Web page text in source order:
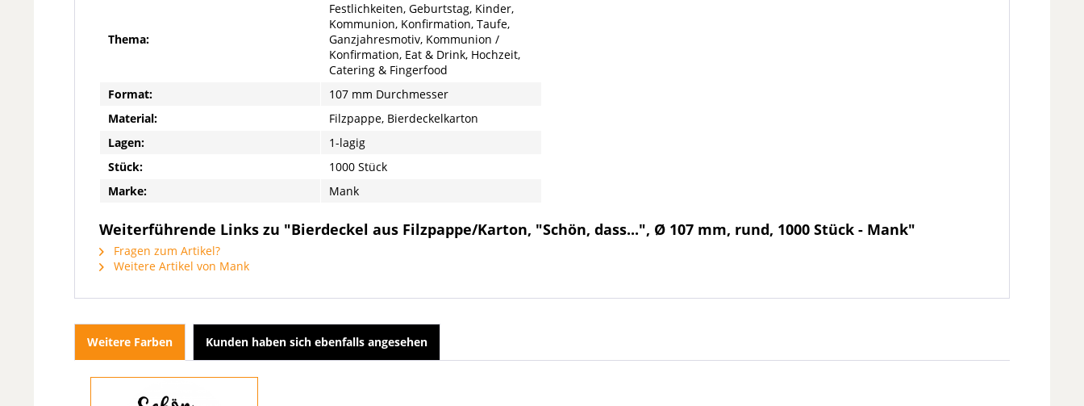
Thema:
Festlichkeiten, Geburtstag, Kinder,
Kommunion, Konfirmation, Taufe,
Ganzjahresmotiv, Kommunion /
Konfirmation, Eat & Drink, Hochzeit,
Catering & Fingerfood
Format:
107 mm Durchmesser
Material:
Filzpappe, Bierdeckelkarton
Lagen:
1-lagig
Stück:
1000 Stück
Marke:
Mank
Weiterführende Links zu "Bierdeckel aus Filzpappe/Karton, "Schön, dass...", Ø 107 mm, rund, 1000 Stück - Mank"
Fragen zum Artikel?
Weitere Artikel von Mank
Weitere Farben Kunden haben sich ebenfalls angesehen